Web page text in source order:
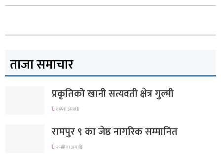
ताजा समाचार
प्रकृतिको खानी सत्यवती क्षेत्र गुल्मी
१ हप्ता अगाडि
रामपुर ९ का जेष्ठ नागरिक सम्मानित
२ महिना अगाडि